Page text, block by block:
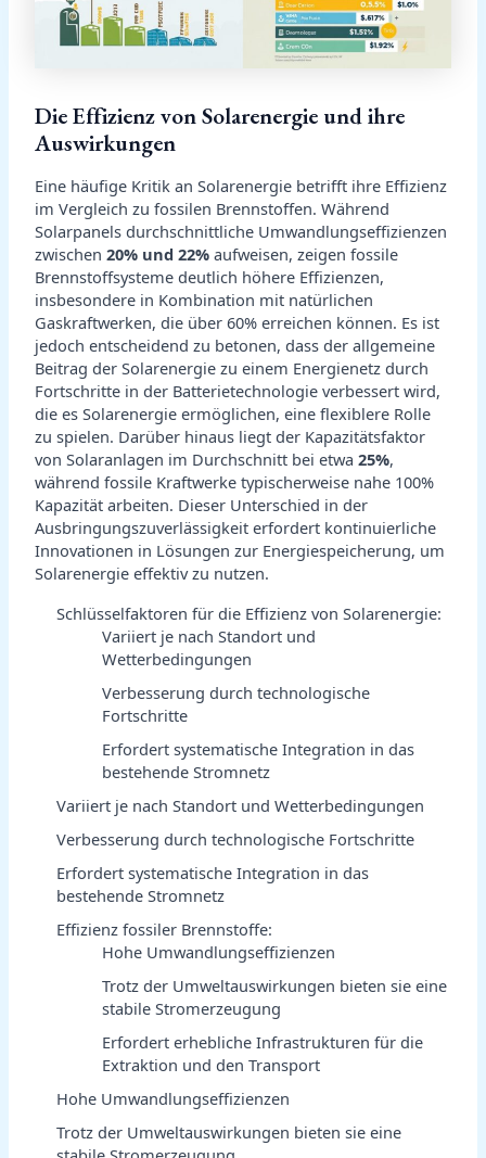
Die Effizienz von Solarenergie und ihre
Auswirkungen
Eine häufige Kritik an Solarenergie betrifft ihre Effizienz
im Vergleich zu fossilen Brennstoffen. Während
Solarpanels durchschnittliche Umwandlungseffizienzen
zwischen 20% und 22%aufweisen, zeigen fossile
Brennstoffsysteme deutlich höhere Effizienzen,
insbesondere in Kombination mit natürlichen
Gaskraftwerken, die über 60% erreichen können. Es ist
jedoch entscheidend zu betonen, dass der allgemeine
Beitrag der Solarenergie zu einem Energienetz durch
Fortschritte in der Batterietechnologie verbessert wird,
die es Solarenergie ermöglichen, eine flexiblere Rolle
zu spielen. Darüber hinaus liegt der Kapazitätsfaktor
von Solaranlagen im Durchschnitt bei etwa 25%,
während fossile Kraftwerke typischerweise nahe 100%
Kapazität arbeiten. Dieser Unterschied in der
Ausbringungszuverlässigkeit erfordert kontinuierliche
Innovationen in Lösungen zur Energiespeicherung, um
Solarenergie effektiv zu nutzen.
Schlüsselfaktoren für die Effizienz von Solarenergie:
Variiert je nach Standort und
Wetterbedingungen
Verbesserung durch technologische
Fortschritte
Erfordert systematische Integration in das
bestehende Stromnetz
Variiert je nach Standort und Wetterbedingungen
Verbesserung durch technologische Fortschritte
Erfordert systematische Integration in das
bestehende Stromnetz
Effizienz fossiler Brennstoffe:
Hohe Umwandlungseffizienzen
Trotz der Umweltauswirkungen bieten sie eine
stabile Stromerzeugung
Erfordert erhebliche Infrastrukturen für die
Extraktion und den Transport
Hohe Umwandlungseffizienzen
Trotz der Umweltauswirkungen bieten sie eine